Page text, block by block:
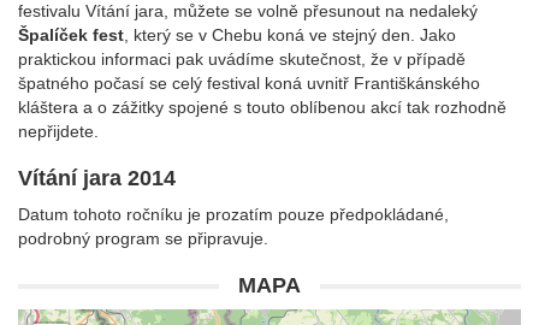
festivalu Vítání jara, můžete se volně přesunout na nedaleký
Špalíček fest , který se v Chebu koná ve stejný den. Jako
praktickou informaci pak uvádíme skutečnost, že v případě
špatného počasí se celý festival koná uvnitř Františkánského
kláštera a o zážitky spojené s touto oblíbenou akcí tak rozhodně
nepřijdete.
Vítání jara 2014
Datum tohoto ročníku je prozatím pouze předpokládané,
podrobný program se připravuje.
MAPA